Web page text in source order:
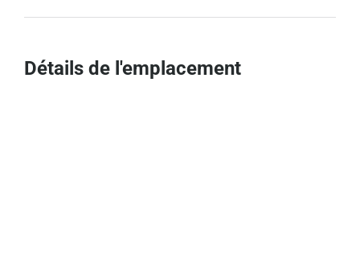
Détails de l'emplacement